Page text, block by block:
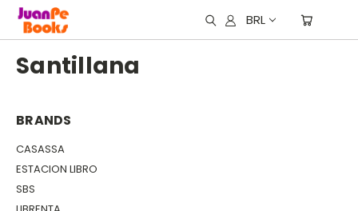
BRL
Santillana
BRANDS
CASASSA
ESTACION LIBRO
SBS